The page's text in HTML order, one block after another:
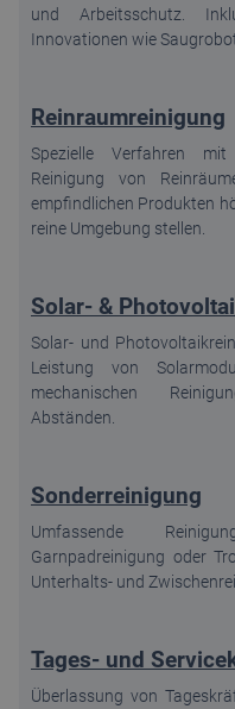
und Arbeitsschutz.
Innovationen wie
Reinraumreinigung
Spezielle Verfahren
Reinigung von
empfindlichen Produkten
reine Umgebung stellen.
Solar- &
Solar- und
Leistung von
mechanischen
Abständen.
Sonderreinigung
Umfassende
Garnpadreinigung oder
Unterhalts- und
Tages- und
Überlassung von